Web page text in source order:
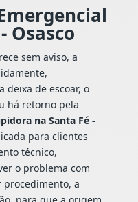
Osasco
sem aviso, a
deixa de escoar, o
há retorno pela
na Santa Fé -
para clientes
técnico,
o problema com
procedimento, a
para que a origem